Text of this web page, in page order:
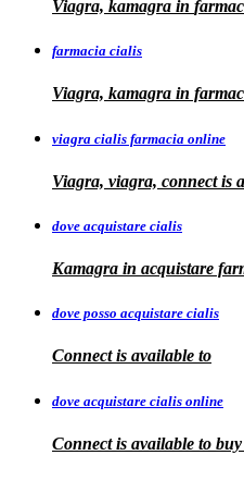
Viagra, kamagra in
farmacia cialis
Viagra, kamagra in
viagra cialis farmacia online
Viagra, viagra, connect is
dove acquistare cialis
Kamagra in acquistare
dove posso acquistare cialis
Connect is available to
dove acquistare cialis online
Connect is available to